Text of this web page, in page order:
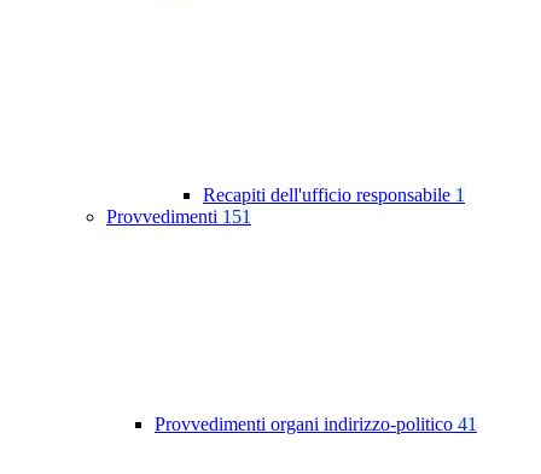
Recapiti dell'ufficio responsabile 1
Provvedimenti 151
Provvedimenti organi indirizzo-politico 41